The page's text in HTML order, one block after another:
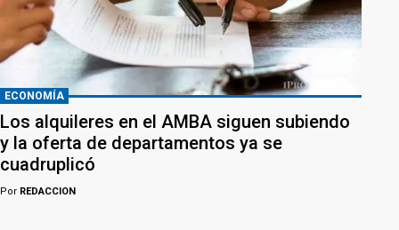
ECONOMÍA
Los alquileres en el AMBA siguen subiendo
y la oferta de departamentos ya se
cuadruplicó
Por REDACCION